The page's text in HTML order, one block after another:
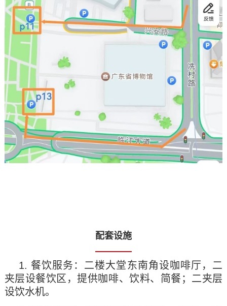
配套设施
1. 餐饮服务：二楼大堂东南角设咖啡厅，二
夹层设餐饮区，提供咖啡、饮料、简餐；二夹层
设饮水机。